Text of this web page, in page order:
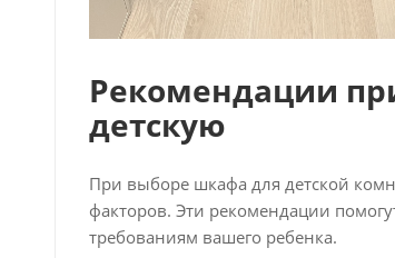
Рекомендации
детскую
При выборе шкафа для детской
факторов. Эти рекомендации
требованиям вашего ребенка.